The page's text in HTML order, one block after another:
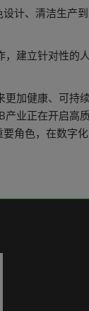
计、清洁生产
建立针对性的
加健康、可持
业正在开启高
角色，在数字